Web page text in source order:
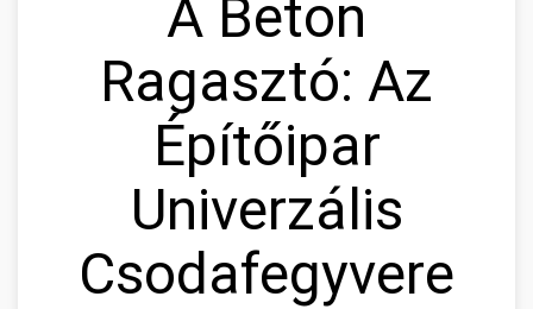
A Beton
Ragasztó: Az
Építőipar
Univerzális
Csodafegyvere